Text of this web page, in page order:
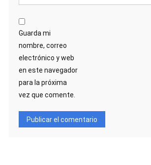
Guarda mi
nombre, correo
electrónico y web
en este navegador
para la próxima
vez que comente.